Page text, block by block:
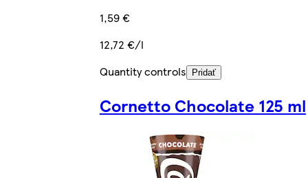
1,59 €
12,72 €/l
Quantity controls
Pridať
Cornetto Chocolate 125 ml